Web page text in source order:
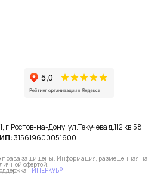
г.Ростов-на-Дону, ул.Текучева д.112 кв.58
315619600051600
права защищены. Информация, размещённая на
офертой.
ГИПЕРКУБ®